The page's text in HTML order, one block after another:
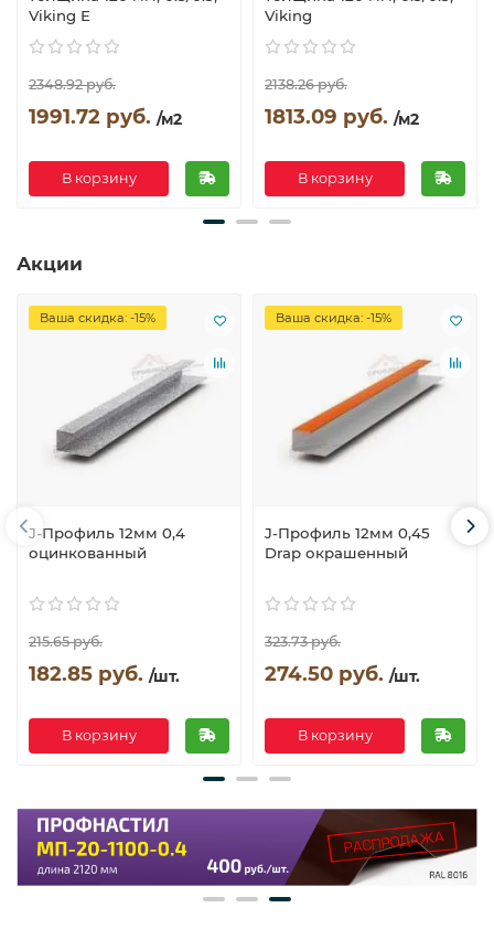
Viking E
2348.92 руб.
1991.72 руб. /м2
В корзину
Viking
2138.26 руб.
1813.09 руб. /м2
В корзину
Акции
Ваша скидка: -15%
J-Профиль 12мм 0,4
оцинкованный
215.65 руб.
182.85 руб. /шт.
В корзину
Ваша скидка: -15%
J-Профиль 12мм 0,45
Drap окрашенный
323.73 руб.
274.50 руб. /шт.
В корзину